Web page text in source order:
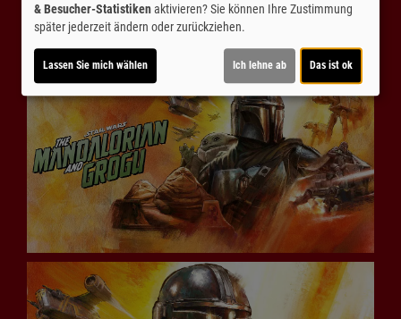
& Besucher-Statistikenaktivieren? Sie können Ihre Zustimmung
später jederzeit ändern oder zurückziehen.
Lassen Sie mich wählen Ich lehne ab Das ist ok